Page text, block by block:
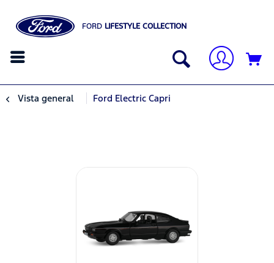
FORD LIFESTYLE COLLECTION
Vista general Ford Electric Capri